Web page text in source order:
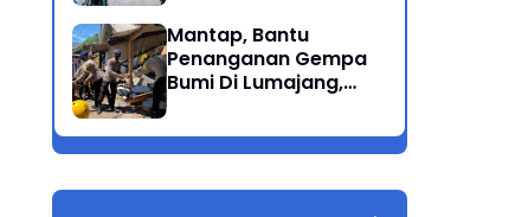
Dikalangan
Masyarakat Magetan
Mantap, Bantu
Penanganan Gempa
Bumi Di Lumajang,
berikan bantuan